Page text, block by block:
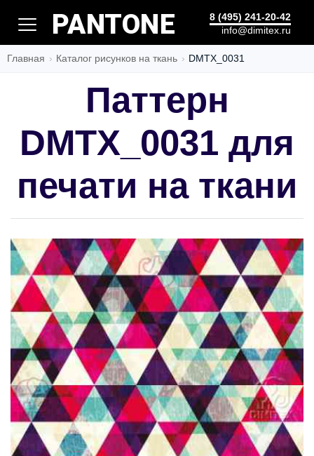
БЫСТРО
8 (495) 241-20-42
info@dimitex.ru
Главная Каталог рисунков на ткань DMTX_0031
Паттерн
DMTX_0031 для
печати на ткани